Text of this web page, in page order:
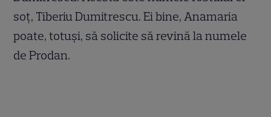
soț, Tiberiu Dumitrescu. Ei bine, Anamaria
poate, totuși, să solicite să revină la numele
de Prodan.